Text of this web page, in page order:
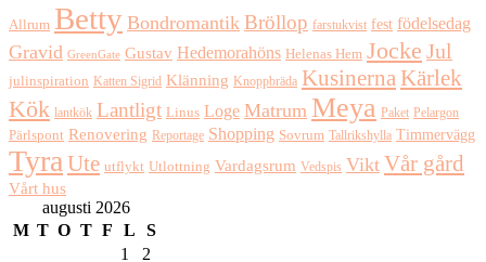
Allrum Betty Bondromantik Bröllop farstukvist fest födelsedag
Gravid GreenGate Gustav Hedemorahöns Helenas Hem Jocke Jul
julinspiration Katten Sigrid Klänning Knoppbräda KusinernaKärlek
Kök lantkök Lantligt Linus Loge Matrum Meya Paket Pelargon
Pärlspont Renovering Reportage Shopping Sovrum Tallrikshylla Timmervägg
TyraUte utflykt Utlottning Vardagsrum Vedspis Vikt Vår gård
Vårt hus
augusti 2026
M T O T F L
S
1
2